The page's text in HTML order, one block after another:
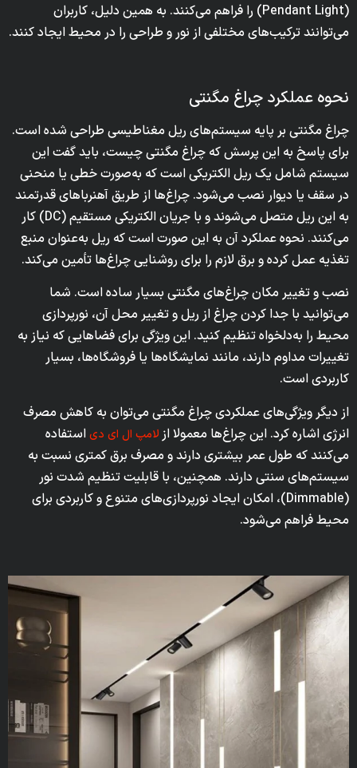
(Pendant Light) را فراهم می‌کنند. به همین دلیل، کاربران
می‌توانند ترکیب‌های مختلفی از نور و طراحی را در محیط ایجاد کنند.
نحوه عملکرد چراغ مگنتی
چراغ مگنتی بر پایه سیستم‌های ریل مغناطیسی طراحی شده است.
برای پاسخ به این پرسش که چراغ مگنتی چیست، باید گفت این
سیستم شامل یک ریل الکتریکی است که به‌صورت خطی یا منحنی
در سقف یا دیوار نصب می‌شود. چراغ‌ها از طریق آهنرباهای قدرتمند
به این ریل متصل می‌شوند و با جریان الکتریکی مستقیم (DC) کار
می‌کنند. نحوه عملکرد آن به این صورت است که ریل به‌عنوان منبع
تغذیه عمل کرده و برق لازم را برای روشنایی چراغ‌ها تأمین می‌کند.
نصب و تغییر مکان چراغ‌های مگنتی بسیار ساده است. شما
می‌توانید با جدا کردن چراغ از ریل و تغییر محل آن، نورپردازی
محیط را به‌دلخواه تنظیم کنید. این ویژگی برای فضاهایی که نیاز به
تغییرات مداوم دارند، مانند نمایشگاه‌ها یا فروشگاه‌ها، بسیار
کاربردی است.
از دیگر ویژگی‌های عملکردی چراغ مگنتی می‌توان به کاهش مصرف
انرژی اشاره کرد. این چراغ‌ها معمولا از لامپ‌ ال ای دیاستفاده
می‌کنند که طول عمر بیشتری دارند و مصرف برق کمتری نسبت به
سیستم‌های سنتی دارند. همچنین، با قابلیت تنظیم شدت نور
(Dimmable)، امکان ایجاد نورپردازی‌های متنوع و کاربردی برای
محیط فراهم می‌شود.